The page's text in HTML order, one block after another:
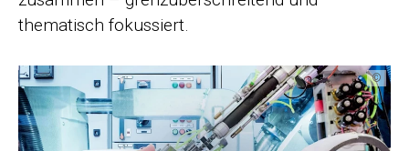
thematisch fokussiert.
©